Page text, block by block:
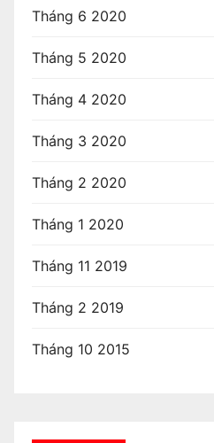
Tháng 6 2020
Tháng 5 2020
Tháng 4 2020
Tháng 3 2020
Tháng 2 2020
Tháng 1 2020
Tháng 11 2019
Tháng 2 2019
Tháng 10 2015